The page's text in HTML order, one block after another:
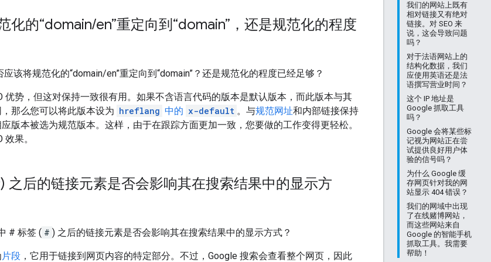
我们的网站上既有
相对链接又有绝对
链接。对 SEO 来
说，这会导致问题
吗？
对于法语网站上的
结构化数据，我们
应使用英语还是法
语撰写营业时间？
这个 IP 地址是
Google 抓取工具
吗？
Google 会将某些标
记视为网站正在尝
试提供良好用户体
验的信号吗？
为什么 Google 缓
存网页针对我的网
站显示 404 错误？
我们的网域中出现
了在线赌博网站，
而这些网站来自
Google 的智能手机
抓取工具。我需要
帮助！
化的“domain/en”重定向到“domain”，还是规范化的程度
应该将规范化的“domain/en”重定向到“domain”？还是规范化的程度已经足够？
优势，但这对保持一致很有用。如果不含语言代码的版本是默认版本，而此版本与其
那么您可以将此版本设为 hreflang 中的 x-default 。与规范网址和内部链接保持
版本被选为规范版本。这样，由于在跟踪方面更加一致，您要做的工作变得更轻松。
果。
) 之后的链接元素是否会影响其在搜索结果中的显示方
# 标签 ( # ) 之后的链接元素是否会影响其在搜索结果中的显示方式？
片段 ，它用于链接到网页内容的特定部分。不过，Google 搜索会查看整个网页，因此